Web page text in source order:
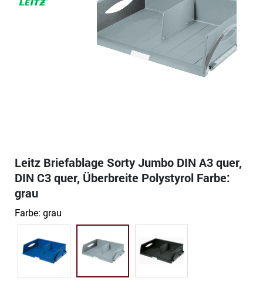
Leitz Briefablage Sorty Jumbo DIN A3 quer,
DIN C3 quer, Überbreite Polystyrol Farbe:
grau
Farbe: grau